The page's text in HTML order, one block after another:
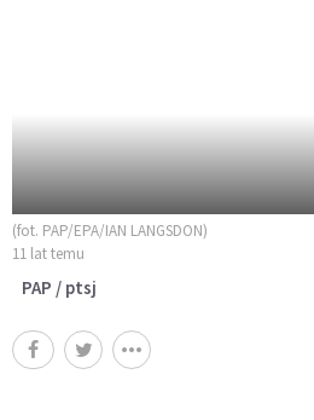
(fot. PAP/EPA/IAN LANGSDON)
11 lat temu
PAP / ptsj